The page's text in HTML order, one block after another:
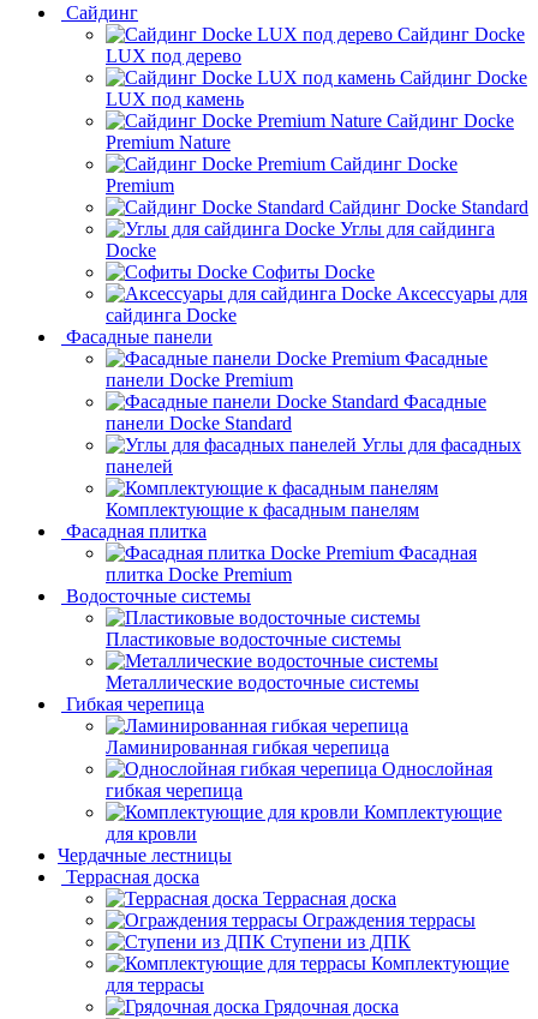
Сайдинг
Сайдинг Docke
LUX под дерево
Сайдинг Docke
LUX под камень
Сайдинг Docke
Premium Nature
Сайдинг Docke
Premium
Сайдинг Docke Standard
Углы для сайдинга
Docke
Софиты Docke
Аксессуары для
сайдинга Docke
Фасадные панели
Фасадные
панели Docke Premium
Фасадные
панели Docke Standard
Углы для фасадных
панелей
Комплектующие к фасадным панелям
Фасадная плитка
Фасадная
плитка Docke Premium
Водосточные системы
Пластиковые водосточные системы
Металлические водосточные системы
Гибкая черепица
Ламинированная гибкая черепица
Однослойная
гибкая черепица
Комплектующие
для кровли
Чердачные лестницы
Террасная доска
Террасная доска
Ограждения террасы
Ступени из ДПК
Комплектующие
для террасы
Грядочная доска